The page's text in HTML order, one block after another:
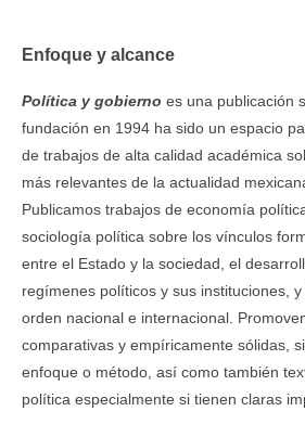
Enfoque y alcance
Política y gobierno es una publicación
fundación en 1994 ha sido un espacio
de trabajos de alta calidad académica
más relevantes de la actualidad
Publicamos trabajos de economía
sociología política sobre los vínculos
entre el Estado y la sociedad, el
regímenes políticos y sus instituciones,
orden nacional e internacional.
comparativas y empíricamente sólidas,
enfoque o método, así como también
política especialmente si tienen claras